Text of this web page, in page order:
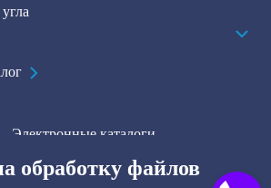
обработку файлов
Электронные каталоги
Контакты